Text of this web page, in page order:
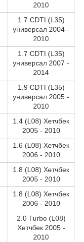
2010
1.7 CDTI (L35)
универсал 2004 -
2010
1.7 CDTI (L35)
универсал 2007 -
2014
1.9 CDTI (L35)
универсал 2005 -
2010
1.4 (L08) Хетчбек
2005 - 2010
1.6 (L08) Хетчбек
2006 - 2010
1.8 (L08) Хетчбек
2005 - 2010
1.8 (L08) Хетчбек
2006 - 2010
2.0 Turbo (L08)
Хетчбек 2005 -
2010